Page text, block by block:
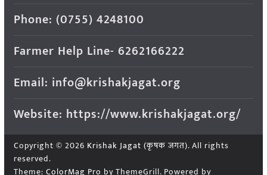
Phone: (0755) 4248100
Farmer Help Line- 6262166222
Email: info@krishakjagat.org
Website: https://www.krishakjagat.org/
Copyright © 2026 Krishak Jagat (कृषक जगत). All rights
reserved.
Theme: ColorMag Pro by ThemeGrill. Powered by